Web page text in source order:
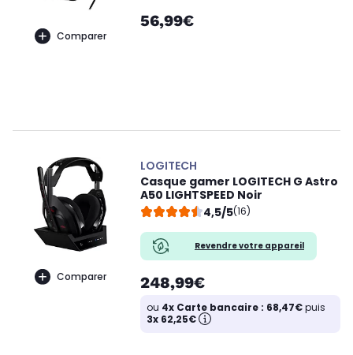
Comparer
56,99€
Comparer
LOGITECH
Casque gamer LOGITECH G Astro
A50 LIGHTSPEED Noir
4,5/5(16)
Revendre votre appareil
248,99€
ou 4x Carte bancaire : 68,47€puis
3x 62,25€